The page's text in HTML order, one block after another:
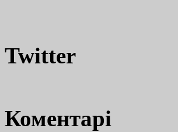
Twitter
Коментарі